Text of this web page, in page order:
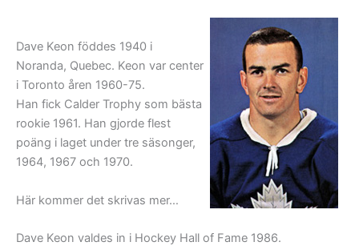
Dave Keon föddes 1940 i
Noranda, Quebec. Keon var center
i Toronto åren 1960-75.
Han fick Calder Trophy som bästa
rookie 1961. Han gjorde flest
poäng i laget under tre säsonger,
1964, 1967 och 1970.
Här kommer det skrivas mer…
Dave Keon valdes in i Hockey Hall of Fame 1986.